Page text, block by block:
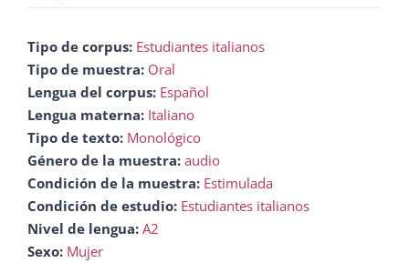
Tipo de corpus: Estudiantes italianos
Tipo de muestra: Oral
Lengua del corpus: Español
Lengua materna: Italiano
Tipo de texto: Monológico
Género de la muestra: audio
Condición de la muestra: Estimulada
Condición de estudio: Estudiantes italianos
Nivel de lengua: A2
Sexo: Mujer